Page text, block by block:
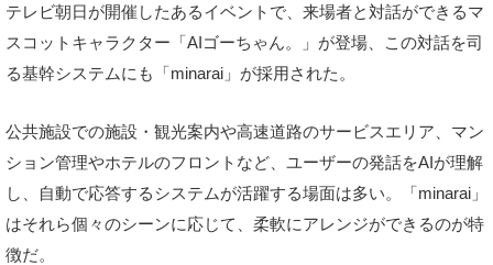
テレビ朝日が開催したあるイベントで、来場者と対話ができるマ
スコットキャラクター「AIゴーちゃん。」が登場、この対話を司
る基幹システムにも「minarai」が採用された。
公共施設での施設・観光案内や高速道路のサービスエリア、マン
ション管理やホテルのフロントなど、ユーザーの発話をAIが理解
し、自動で応答するシステムが活躍する場面は多い。「minarai」
はそれら個々のシーンに応じて、柔軟にアレンジができるのが特
徴だ。